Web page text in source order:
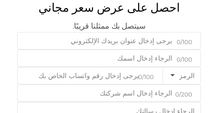
احصل على عرض سعر مجاني
سيتصل بك ممثلنا قريبًا.
0/100
0/100
الرمز 0/100
0/200